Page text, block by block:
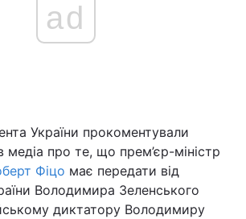
ad
України прокоментували
медіа про те, що прем’єр-міністр
Фіцо має передати від
Володимира Зеленського
диктатору Володимиру